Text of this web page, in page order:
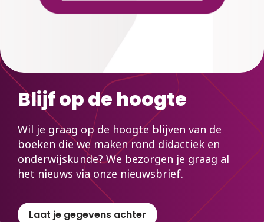
Blijf op de hoogte
Wil je graag op de hoogte blijven van de
boeken die we maken rond didactiek en
onderwijskunde? We bezorgen je graag al
het nieuws via onze nieuwsbrief.
Laat je gegevens achter